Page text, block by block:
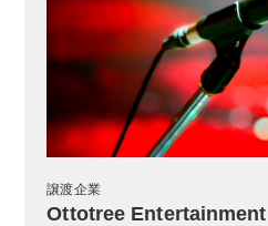
譲渡企業
Ottotree Entertainment